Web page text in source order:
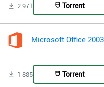
2 971 Torrent
Microsoft Office
1 885 Torrent